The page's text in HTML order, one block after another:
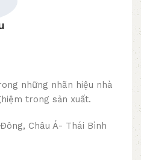
những nhãn hiệu nhà
trong sản xuất.
Châu Á- Thái Bình